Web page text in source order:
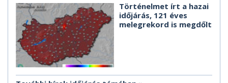
Történelmet írt a hazai
időjárás, 121 éves
melegrekord is megdőlt